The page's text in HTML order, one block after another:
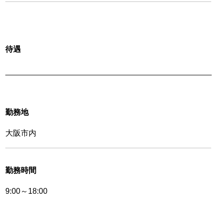
待遇
勤務地
大阪市内
勤務時間
9:00～18:00